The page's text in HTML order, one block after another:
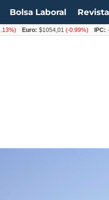
Bolsa Laboral
Euro: $1054,01(-0.99%) IPC: -